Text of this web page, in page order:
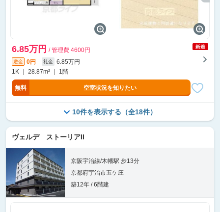
6.85万円 / 管理費 4600円
敷金 0円 礼金
6.85万円
1K ｜ 28.87m² ｜ 1階
無料 空室状況を知りたい
10件を表示する（全18件）
ヴェルデ ストーリアII
京阪宇治線/木幡駅 歩13分
京都府宇治市五ケ庄
築12年 / 6階建